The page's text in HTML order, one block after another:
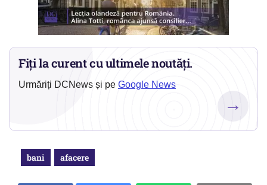
Fiți la curent cu ultimele noutăți.
Urmăriți DCNews și pe Google News
→
bani afacere